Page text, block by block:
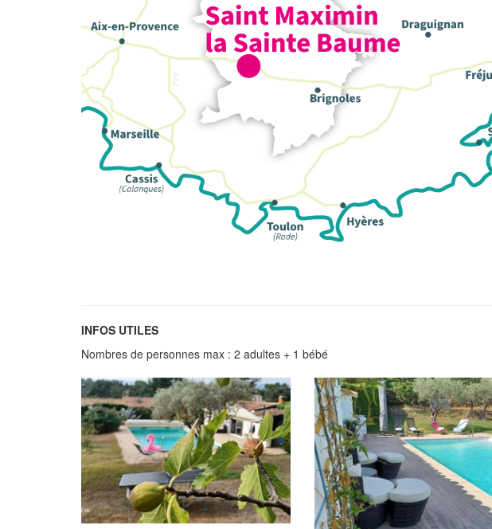
INFOS UTILES
Nombres de personnes max : 2 adultes + 1 bébé